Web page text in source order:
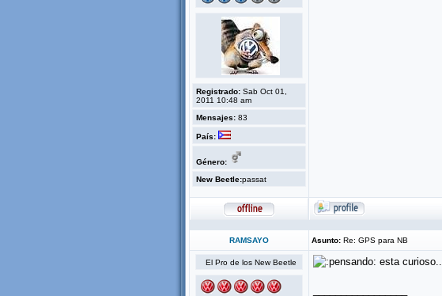
Registrado: Sab Oct 01,
2011 10:48 am
Mensajes: 83
País:
Género:
New Beetle:passat
RAMSAYO Asunto: Re: GPS para NB
El Pro de los New Beetle esta curioso..